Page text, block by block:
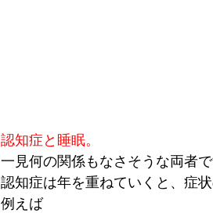
認知症と睡眠。
一見何の関係もなさそうな両者
認知症は年を重ねていくと、症
例えば